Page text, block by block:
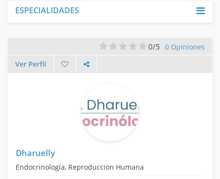
ESPECIALIDADES
0/5 0 Opiniones
Ver Perfil
Dharuelly
Endocrinología, Reproduccion Humana